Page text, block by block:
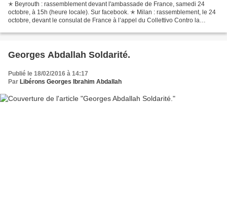
✭ Beyrouth : rassemblement devant l'ambassade de France, samedi 24
octobre, à 15h (heure locale). Sur facebook. ✭ Milan : rassemblement, le 24
octobre, devant le consulat de France à l’appel du Collettivo Contro la
Georges Abdallah Soldarité.
Publié le 18/02/2016 à 14:17
Par Libérons Georges Ibrahim Abdallah